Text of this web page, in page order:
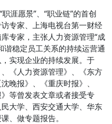
涯愿景”、“职业链”的首创
专家、上海电视台第一财经
专家，主张人力资源管理“成
谐稳定员工关系的持续运营通
实现企业的持续发展。于
《人力资源管理》、《东方
晚报》、《重庆时报》、
等曾发表文章或者接受专
大学、西安交通大学、华东
、做专题报告。